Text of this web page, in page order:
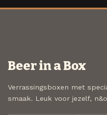
Beer in a Box
Verrassingsboxen met
smaak. Leuk voor jezelf,